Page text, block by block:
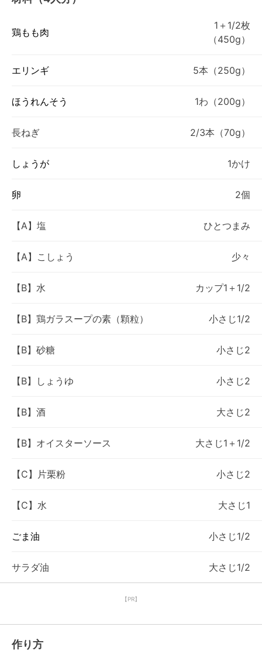
鶏もも肉
1＋1/2枚
（450g）
エリンギ 5本（250g）
ほうれんそう 1わ（200g）
長ねぎ 2/3本（70g）
しょうが 1かけ
卵 2個
【A】塩 ひとつまみ
【A】こしょう 少々
【B】水 カップ1＋1/2
【B】鶏ガラスープの素（顆粒） 小さじ1/2
【B】砂糖 小さじ2
【B】しょうゆ 小さじ2
【B】酒 大さじ2
【B】オイスターソース 大さじ1＋1/2
【C】片栗粉 小さじ2
【C】水 大さじ1
ごま油 小さじ1/2
サラダ油 大さじ1/2
【PR】
作り方